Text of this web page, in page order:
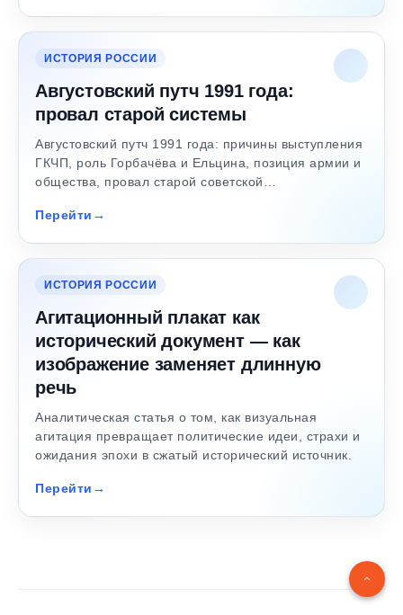
ИСТОРИЯ РОССИИ
Августовский путч 1991 года:
провал старой системы
Августовский путч 1991 года: причины выступления
ГКЧП, роль Горбачёва и Ельцина, позиция армии и
общества, провал старой советской…
Перейти
ИСТОРИЯ РОССИИ
Агитационный плакат как
исторический документ — как
изображение заменяет длинную
речь
Аналитическая статья о том, как визуальная
агитация превращает политические идеи, страхи и
ожидания эпохи в сжатый исторический источник.
Перейти